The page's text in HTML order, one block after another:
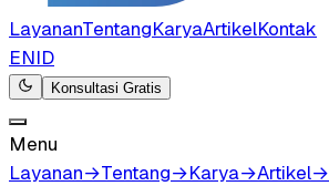
LayananTentangKaryaArtikelKontak
ENID
Konsultasi Gratis
Menu
Layanan→Tentang→Karya→Artikel→